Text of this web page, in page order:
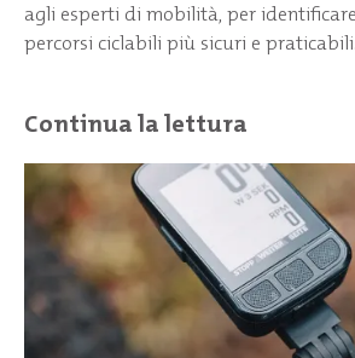
agli esperti di mobilità, per
percorsi ciclabili più sicuri e praticabili.
Continua la lettura